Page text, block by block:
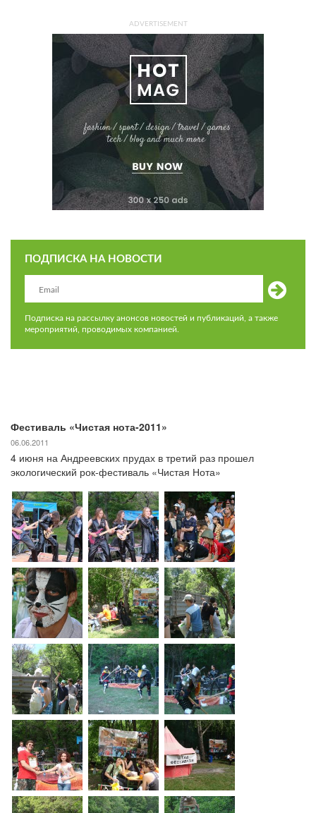
ADVERTISEMENT
ПОДПИСКА НА НОВОСТИ
Подписка на рассылку анонсов новостей и публикаций, а также
мероприятий, проводимых компанией.
Фестиваль «Чистая нота-2011»
06.06.2011
4 июня на Андреевских прудах в третий раз прошел
экологический рок-фестиваль «Чистая Нота»